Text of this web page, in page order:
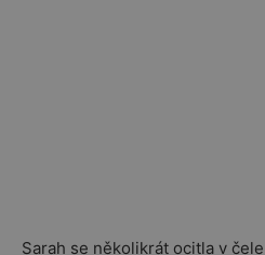
Sarah se několikrát ocitla v